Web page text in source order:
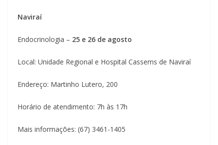
Naviraí
Endocrinologia – 25 e 26 de agosto
Local: Unidade Regional e Hospital Cassems de Naviraí
Endereço: Martinho Lutero, 200
Horário de atendimento: 7h às 17h
Mais informações: (67) 3461-1405